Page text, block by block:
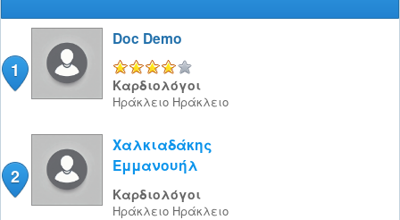
1
Doc Demo
Καρδιολόγοι
Ηράκλειο Ηράκλειο
2
Χαλκιαδάκης
Εμμανουήλ
Καρδιολόγοι
Ηράκλειο Ηράκλειο